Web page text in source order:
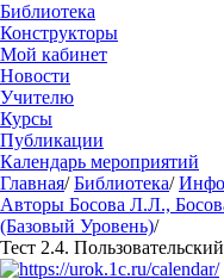
Библиотека
Конструкторы
Мой кабинет
Новости
Учителю
Курсы
Публикации
Календарь мероприятий
Главная/ Библиотека/
Авторы Босова Л.Л.,
(Базовый Уровень)/
Тест 2.4.